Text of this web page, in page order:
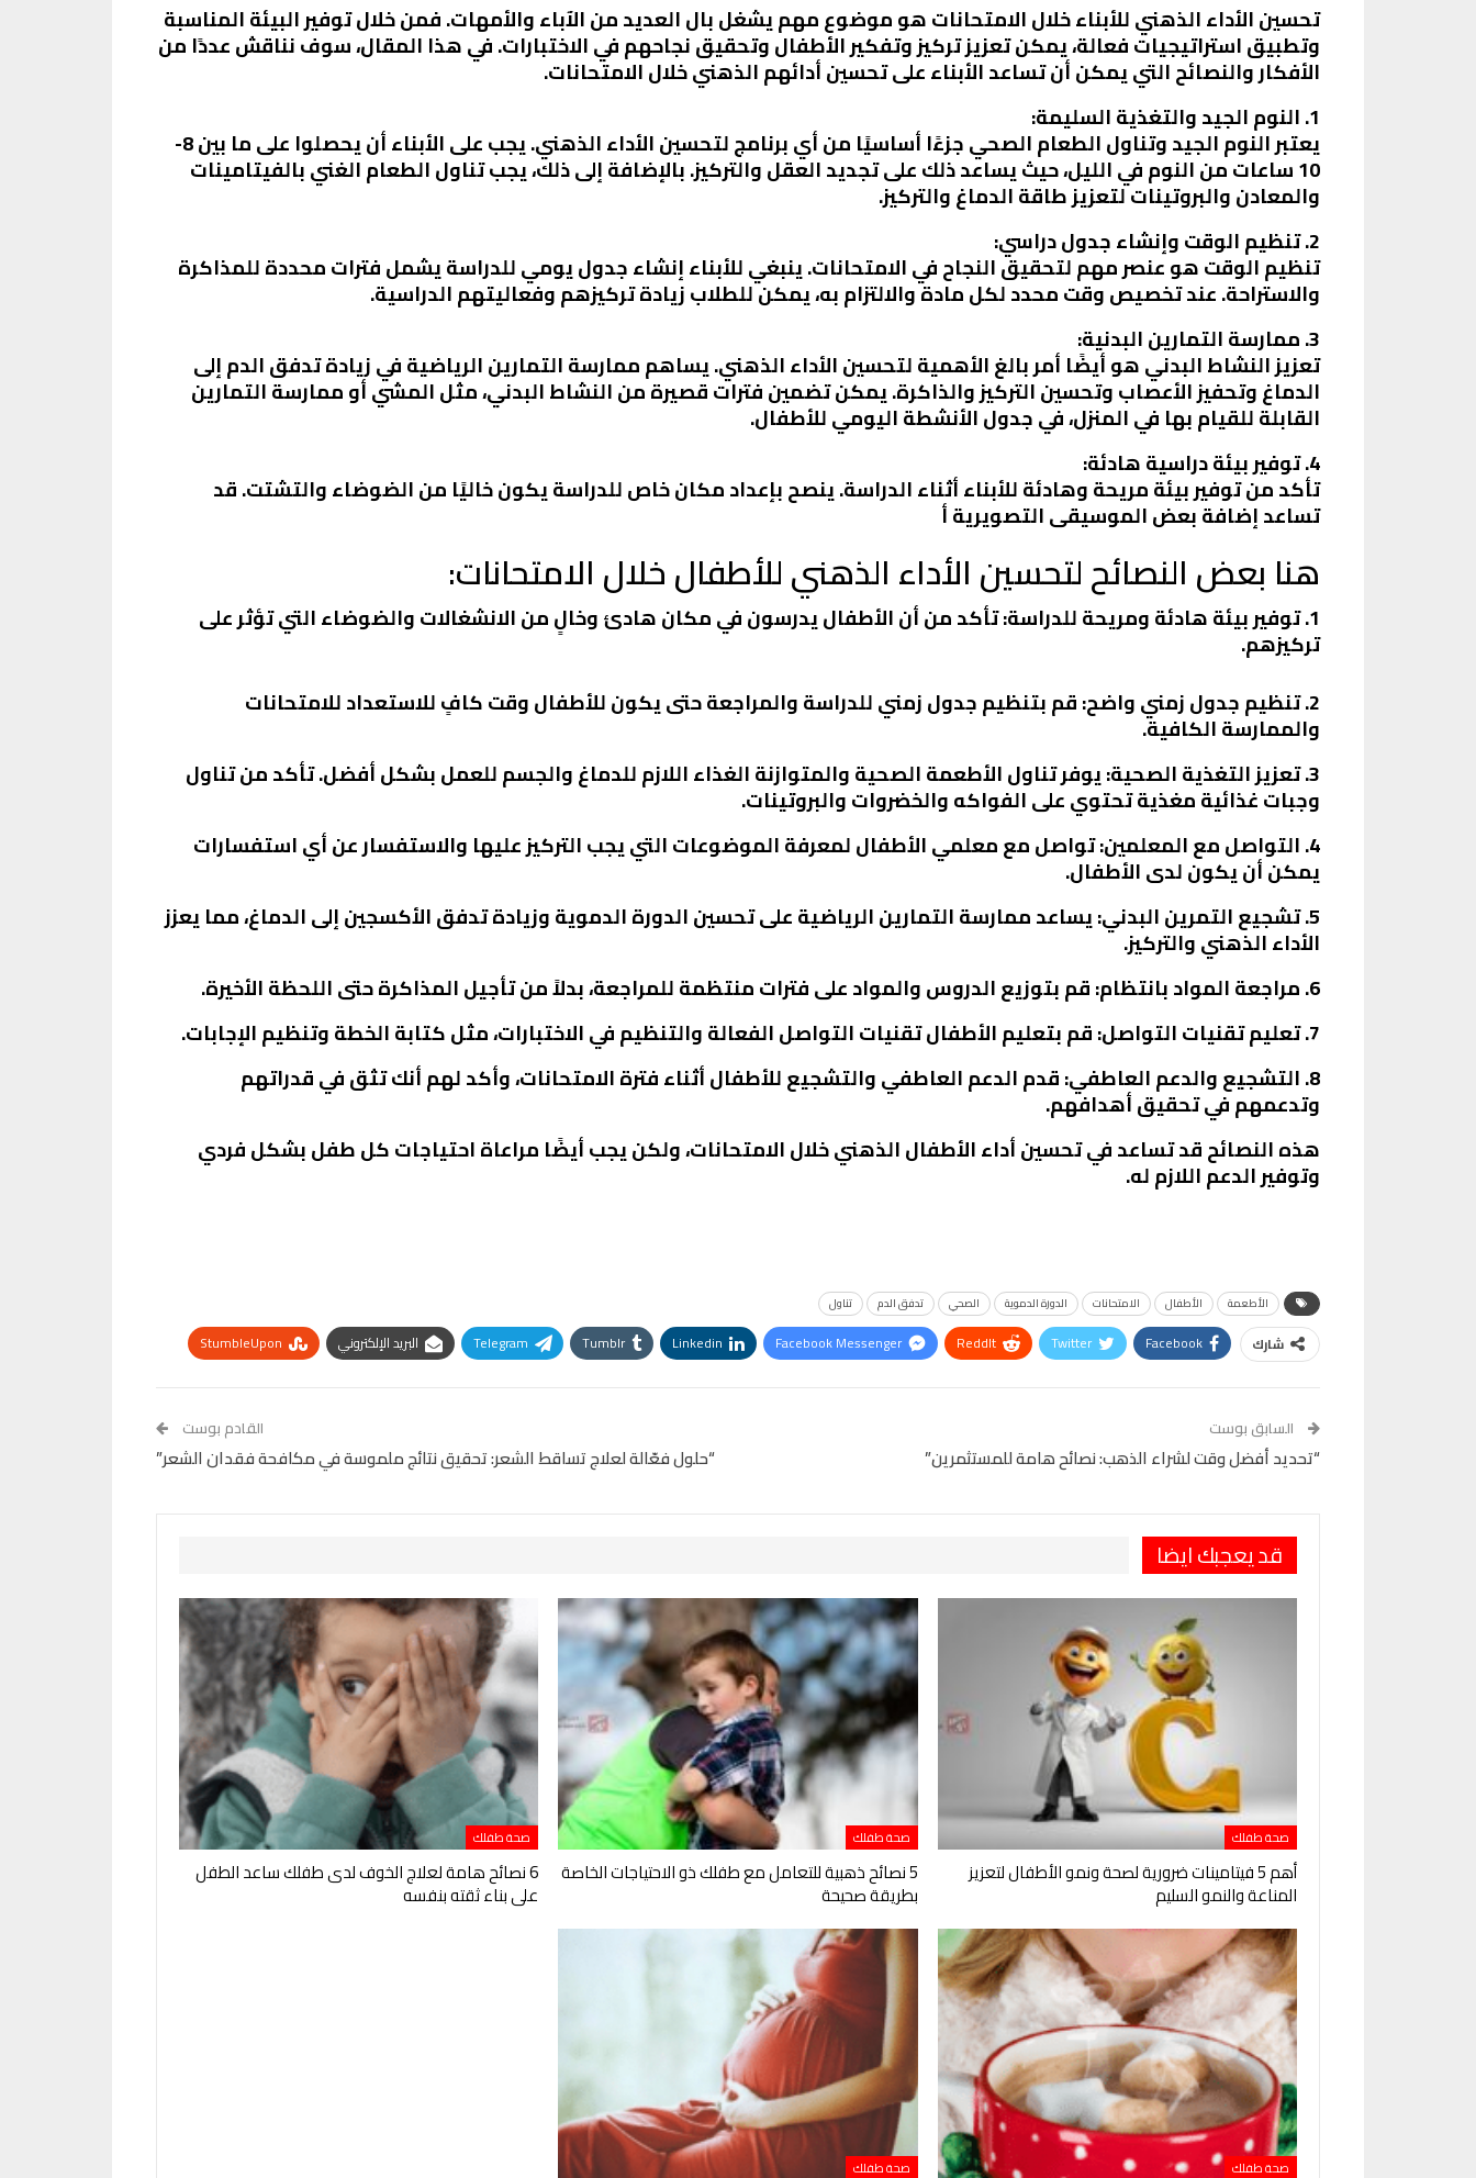
تحسين الأداء الذهني للأبناء خلال الامتحانات هو موضوع مهم يشغل بال العديد من الآباء والأمهات. فمن خلال توفير البيئة المناسبة
وتطبيق استراتيجيات فعالة، يمكن تعزيز تركيز وتفكير الأطفال وتحقيق نجاحهم في الاختبارات. في هذا المقال، سوف نناقش عددًا من
الأفكار والنصائح التي يمكن أن تساعد الأبناء على تحسين أدائهم الذهني خلال الامتحانات.
1. النوم الجيد والتغذية السليمة:
يعتبر النوم الجيد وتناول الطعام الصحي جزءًا أساسيًا من أي برنامج لتحسين الأداء الذهني. يجب على الأبناء أن يحصلوا على ما بين 8-
10 ساعات من النوم في الليل، حيث يساعد ذلك على تجديد العقل والتركيز. بالإضافة إلى ذلك، يجب تناول الطعام الغني بالفيتامينات
والمعادن والبروتينات لتعزيز طاقة الدماغ والتركيز.
2. تنظيم الوقت وإنشاء جدول دراسي:
تنظيم الوقت هو عنصر مهم لتحقيق النجاح في الامتحانات. ينبغي للأبناء إنشاء جدول يومي للدراسة يشمل فترات محددة للمذاكرة
والاستراحة. عند تخصيص وقت محدد لكل مادة والالتزام به، يمكن للطلاب زيادة تركيزهم وفعاليتهم الدراسية.
3. ممارسة التمارين البدنية:
تعزيز النشاط البدني هو أيضًا أمر بالغ الأهمية لتحسين الأداء الذهني. يساهم ممارسة التمارين الرياضية في زيادة تدفق الدم إلى
الدماغ وتحفيز الأعصاب وتحسين التركيز والذاكرة. يمكن تضمين فترات قصيرة من النشاط البدني، مثل المشي أو ممارسة التمارين
القابلة للقيام بها في المنزل، في جدول الأنشطة اليومي للأطفال.
4. توفير بيئة دراسية هادئة:
تأكد من توفير بيئة مريحة وهادئة للأبناء أثناء الدراسة. ينصح بإعداد مكان خاص للدراسة يكون خاليًا من الضوضاء والتشتت. قد
تساعد إضافة بعض الموسيقى التصويرية أ
هنا بعض النصائح لتحسين الأداء الذهني للأطفال خلال الامتحانات:
1. توفير بيئة هادئة ومريحة للدراسة: تأكد من أن الأطفال يدرسون في مكان هادئ وخالٍ من الانشغالات والضوضاء التي تؤثر على
تركيزهم.
2. تنظيم جدول زمني واضح: قم بتنظيم جدول زمني للدراسة والمراجعة حتى يكون للأطفال وقت كافٍ للاستعداد للامتحانات
والممارسة الكافية.
3. تعزيز التغذية الصحية: يوفر تناول الأطعمة الصحية والمتوازنة الغذاء اللازم للدماغ والجسم للعمل بشكل أفضل. تأكد من تناول
وجبات غذائية مغذية تحتوي على الفواكه والخضروات والبروتينات.
4. التواصل مع المعلمين: تواصل مع معلمي الأطفال لمعرفة الموضوعات التي يجب التركيز عليها والاستفسار عن أي استفسارات
يمكن أن يكون لدى الأطفال.
5. تشجيع التمرين البدني: يساعد ممارسة التمارين الرياضية على تحسين الدورة الدموية وزيادة تدفق الأكسجين إلى الدماغ، مما يعزز
الأداء الذهني والتركيز.
6. مراجعة المواد بانتظام: قم بتوزيع الدروس والمواد على فترات منتظمة للمراجعة، بدلاً من تأجيل المذاكرة حتى اللحظة الأخيرة.
7. تعليم تقنيات التواصل: قم بتعليم الأطفال تقنيات التواصل الفعالة والتنظيم في الاختبارات، مثل كتابة الخطة وتنظيم الإجابات.
8. التشجيع والدعم العاطفي: قدم الدعم العاطفي والتشجيع للأطفال أثناء فترة الامتحانات، وأكد لهم أنك تثق في قدراتهم
وتدعمهم في تحقيق أهدافهم.
هذه النصائح قد تساعد في تحسين أداء الأطفال الذهني خلال الامتحانات، ولكن يجب أيضًا مراعاة احتياجات كل طفل بشكل فردي
وتوفير الدعم اللازم له.
الأطعمة الأطفال الامتحانات الدورة الدموية الصحي تدفق الدم تناول
شارك Facebook
Twitter
ReddIt
Facebook Messenger
Linkedin
Tumblr
Telegram البريد الإلكتروني
StumbleUpon
السابق بوست
“تحديد أفضل وقت لشراء الذهب: نصائح هامة للمستثمرين”
القادم بوست
“حلول فعّالة لعلاج تساقط الشعر: تحقيق نتائج ملموسة في مكافحة فقدان الشعر”
قد يعجبك ايضا
صحة طفلك
أهم 5 فيتامينات ضرورية لصحة ونمو الأطفال لتعزيز
المناعة والنمو السليم
صحة طفلك
5 نصائح ذهبية للتعامل مع طفلك ذو الاحتياجات الخاصة
بطريقة صحيحة
صحة طفلك
6 نصائح هامة لعلاج الخوف لدى طفلك ساعد الطفل
على بناء ثقته بنفسه
صحة طفلك صحة طفلك